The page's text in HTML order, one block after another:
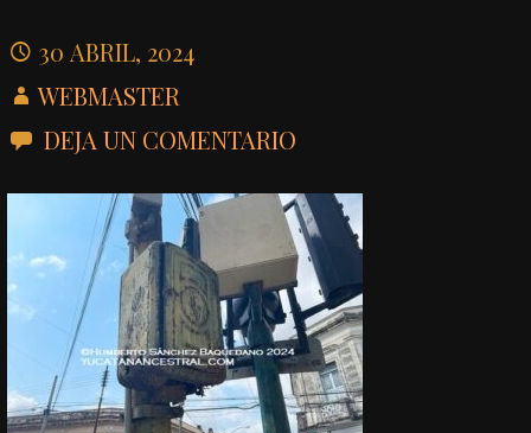
30 ABRIL, 2024
WEBMASTER
DEJA UN COMENTARIO